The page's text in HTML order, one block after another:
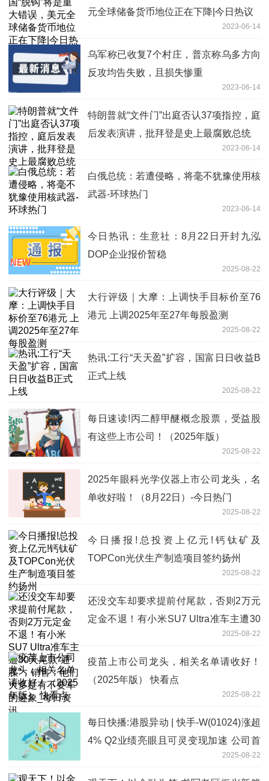
元全球储备货币地位正在下降|今日热议
2023-06-14
乌军称已收复7个村庄，普京称乌多方向
反攻均告失败，且损失惨重
2023-06-14
特朗普就“文件门”出庭否认37项指控，庭
后发表演讲，批拜登是史上最腐败总统
2023-06-14
白俄总统：若遭侵略，将毫不犹豫使用核
武器-环球热门
2023-06-14
今日热讯：生意社：8月22日开封九泓
DOP企业报价暂稳
2025-08-22
大行评级｜大摩：上调快手目标价至76
港元 上调2025年至27年每股盈测
2025-08-22
热讯:工行“天天盈”扩容，国富日日收益B
正式上线
2025-08-22
每日速读!丙二醇甲醚概念股票，受益股
有这些上市公司！（2025年版）
2025-08-22
2025年眼科光学仪器上市公司龙头，名
单收好啦！（8月22日）-今日热门
2025-08-22
今日播报!总投资上亿元!钙钛矿及
TOPCon光伏生产制造项目签约扬州
2025-08-22
还没交车却要求提前付尾款，否则2万元
定金不退！有小米SU7 Ultra准车主遭30
天尾款“通牒”，销售：他们大多是有不要
车的迹象_每日资讯
2025-08-22
疫苗上市公司龙头，相关名单请收好！
（2025年版） 快看点
2025-08-22
每日快播:港股异动 | 快手-W(01024)涨超
4% Q2业绩亮眼且可灵变现加速 公司首
2025-08-22